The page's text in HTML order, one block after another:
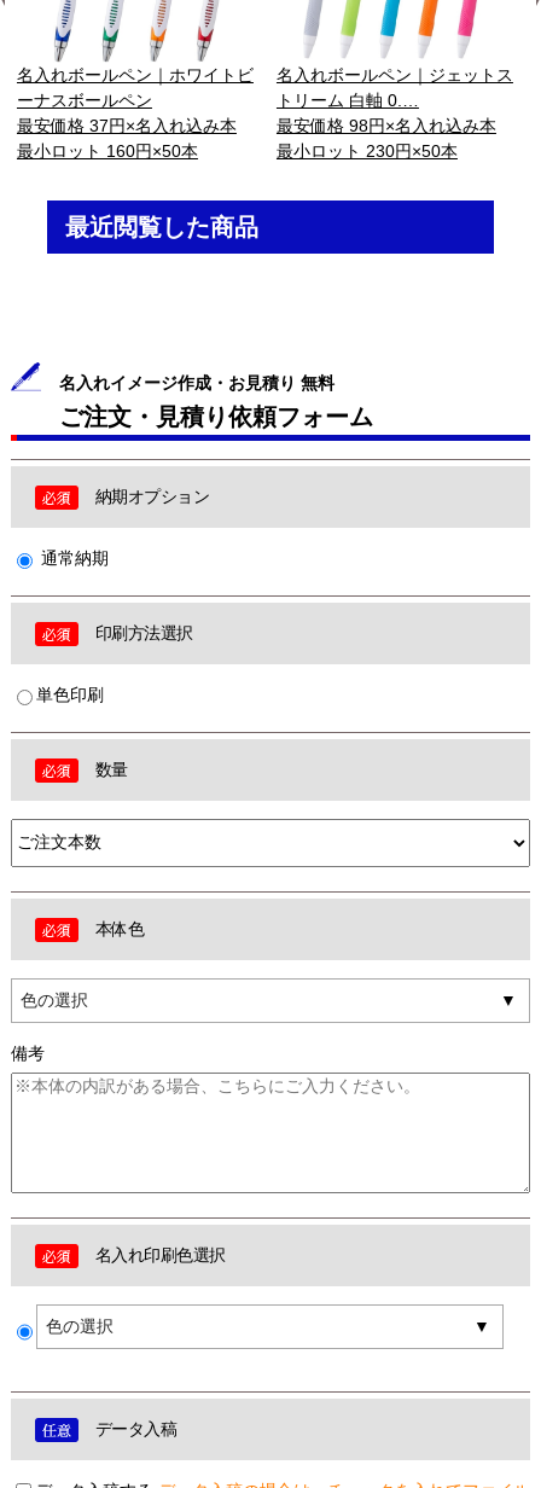
名入れボールペン｜ホワイトビ
ーナスボールペン
最安価格 37円×名入れ込み本
最小ロット 160円×50本
名入れボールペン｜ジェットス
トリーム 白軸 0.…
最安価格 98円×名入れ込み本
最小ロット 230円×50本
最近閲覧した商品
名入れイメージ作成・お見積り 無料
ご注文・見積り依頼フォーム
納期オプション
通常納期
印刷方法選択
単色印刷
数量
本体色
色の選択
備考
名入れ印刷色選択
色の選択
データ入稿